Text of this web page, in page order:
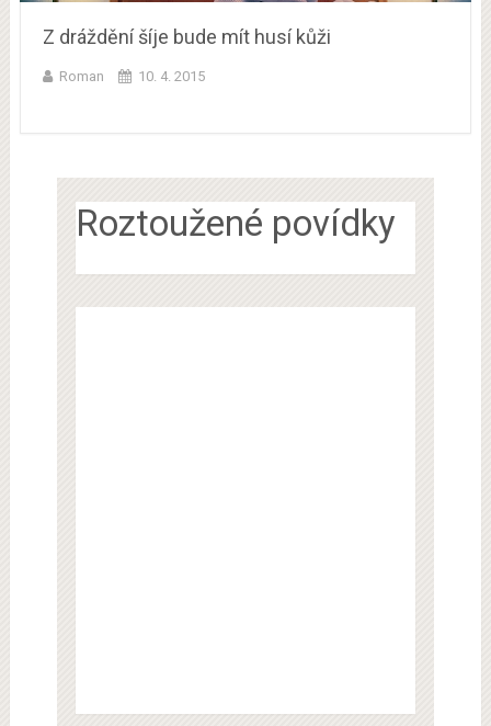
Z dráždění šíje bude mít husí kůži
Roman 10. 4. 2015
Roztoužené povídky